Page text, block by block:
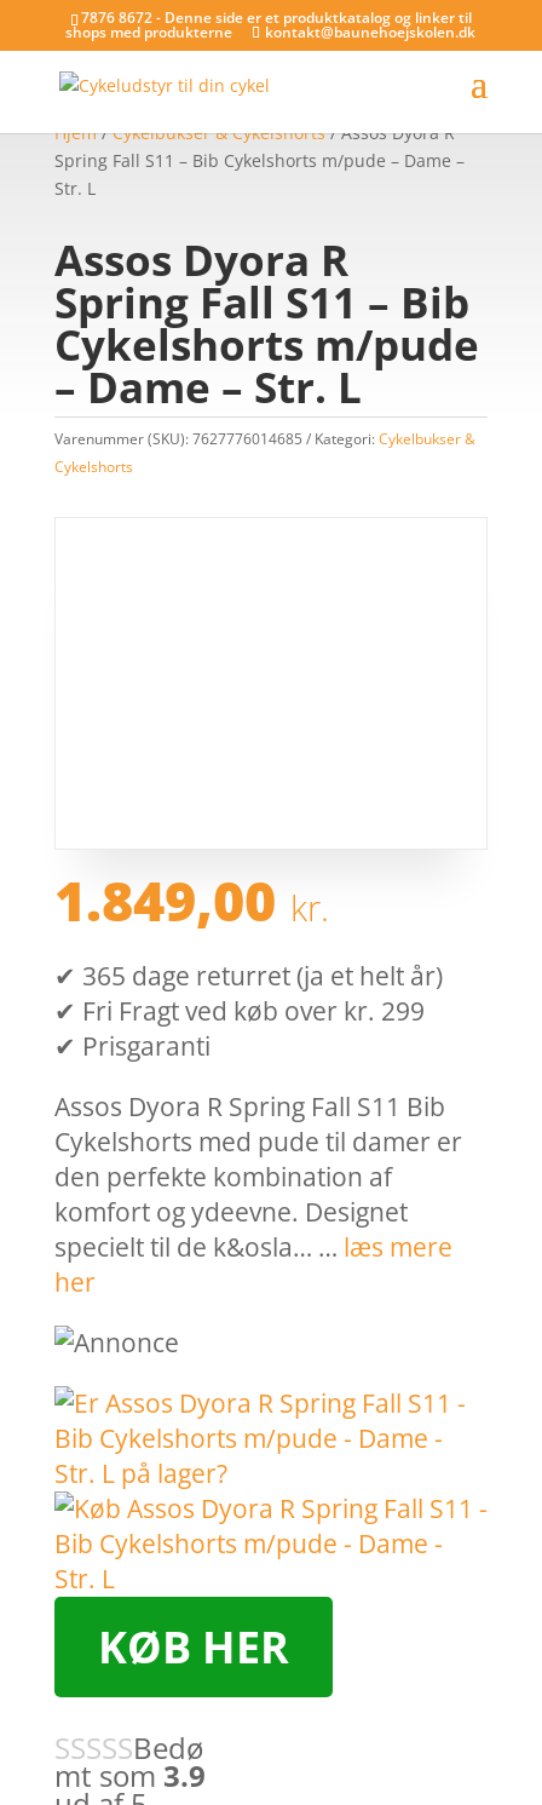
7876 8672 - Denne side er et produktkatalog og linker til
shops med produkterne kontakt@baunehoejskolen.dk
Hjem/Cykelbukser & Cykelshorts/ Assos Dyora R
Spring Fall S11 – Bib Cykelshorts m/pude – Dame –
Str. L
Assos Dyora R
Spring Fall S11 – Bib
Cykelshorts m/pude
– Dame – Str. L
Varenummer (SKU):7627776014685 Kategori:Cykelbukser &
Cykelshorts
1.849,00 kr.
✔ 365 dage returret (ja et helt år)
✔ Fri Fragt ved køb over kr. 299
✔ Prisgaranti
Assos Dyora R Spring Fall S11 Bib
Cykelshorts med pude til damer er
den perfekte kombination af
komfort og ydeevne. Designet
specielt til de k&osla… … læs mere
her
KØB HER
Bedø
mt som 3.9